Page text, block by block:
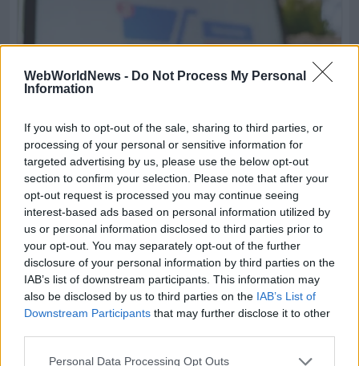
WebWorldNews - Do Not Process My Personal
Information
If you wish to opt-out of the sale, sharing to third parties, or
processing of your personal or sensitive information for
targeted advertising by us, please use the below opt-out
section to confirm your selection. Please note that after your
opt-out request is processed you may continue seeing
interest-based ads based on personal information utilized by
us or personal information disclosed to third parties prior to
your opt-out. You may separately opt-out of the further
disclosure of your personal information by third parties on the
IAB’s list of downstream participants. This information may
also be disclosed by us to third parties on the IAB’s List of
Downstream Participants that may further disclose it to other
Personal Data Processing Opt Outs